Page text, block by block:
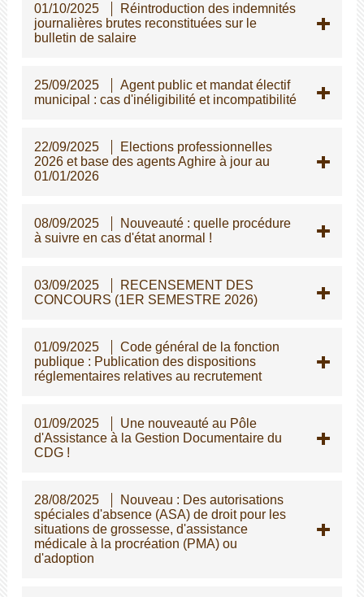
01/10/2025
Réintroduction des indemnités
journalières brutes reconstituées sur le
bulletin de salaire
25/09/2025
Agent public et mandat électif
municipal : cas d'inéligibilité et incompatibilité
22/09/2025
Elections professionnelles
2026 et base des agents Aghire à jour au
01/01/2026
08/09/2025
Nouveauté : quelle procédure
à suivre en cas d'état anormal !
03/09/2025
RECENSEMENT DES
CONCOURS (1ER SEMESTRE 2026)
01/09/2025
Code général de la fonction
publique : Publication des dispositions
réglementaires relatives au recrutement
01/09/2025
Une nouveauté au Pôle
d'Assistance à la Gestion Documentaire du
CDG !
28/08/2025
Nouveau : Des autorisations
spéciales d'absence (ASA) de droit pour les
situations de grossesse, d'assistance
médicale à la procréation (PMA) ou
d'adoption